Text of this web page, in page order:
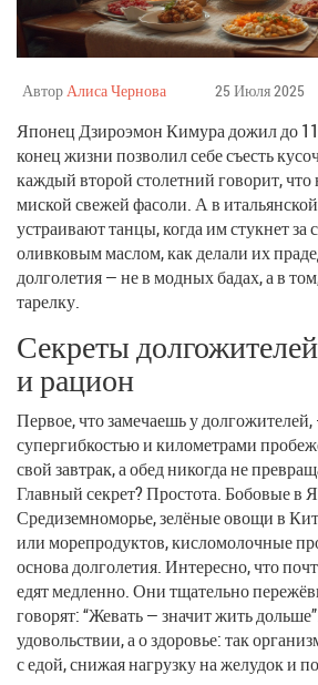
АвторАлиса Чернова 25 Июля 2025
Японец Дзироэмон Кимура дожил до
конец жизни позволил себе съесть
каждый второй столетний говорит, что
миской свежей фасоли. А в
устраивают танцы, когда им стукнет за
оливковым маслом, как делали их
долголетия — не в модных бадах, а в
тарелку.
Секреты
и рацион
Первое, что замечаешь у
супергибкостью и километрами
свой завтрак, а обед никогда не
Главный секрет? Простота. Бобовые в
Средиземноморье, зелёные овощи в
или морепродуктов, кисломолочные
основа долголетия. Интересно, что
едят медленно. Они тщательно
говорят: “Жевать — значит жить
удовольствии, а о здоровье: так
с едой, снижая нагрузку на желудок и